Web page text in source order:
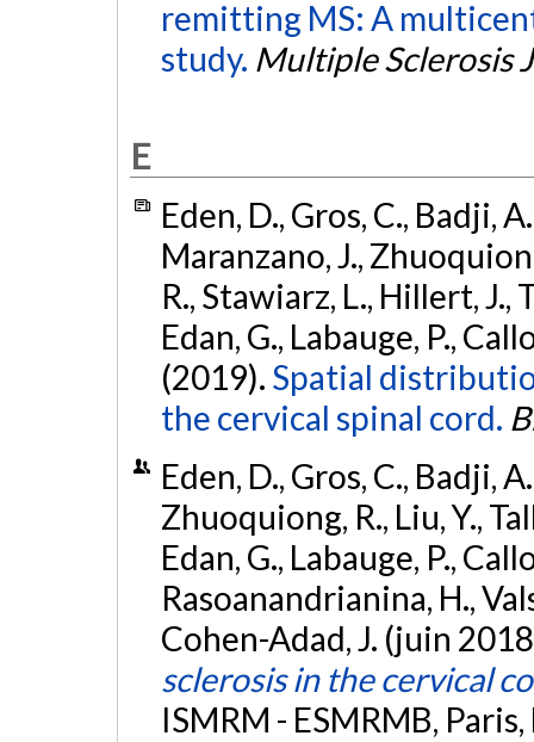
remitting MS: A
study. Multiple Sclerosis
E
Eden, D., Gros, C., Badji,
Maranzano, J.,
R., Stawiarz, L., Hillert, J.,
Edan, G., Labauge, P.,
(2019). Spatial
the cervical spinal cord.
Eden, D., Gros, C., Badji,
Zhuoquiong, R., Liu, Y.,
Edan, G., Labauge, P.,
Rasoanandrianina, H.,
Cohen-Adad, J. (juin
sclerosis in the cervical
ISMRM - ESMRMB,